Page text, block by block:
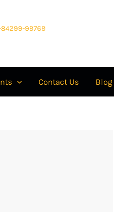
84299-99769
Contact Us Blog